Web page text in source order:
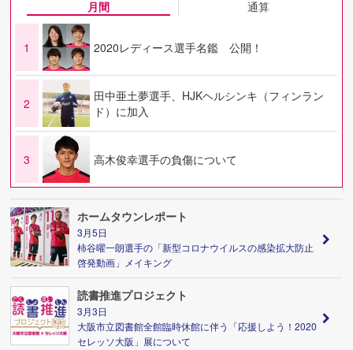
月間 通算
1 2020レディース選手名鑑 公開！
2
田中亜土夢選手、HJKヘルシンキ（フィンラン
ド）に加入
3 高木俊幸選手の負傷について
ホームタウンレポート
3月5日
柿谷曜一朗選手の「新型コロナウイルスの感染拡大防止
啓発動画」メイキング
読書推進プロジェクト
3月3日
大阪市立図書館全館臨時休館に伴う「応援しよう！2020
セレッソ大阪」展について